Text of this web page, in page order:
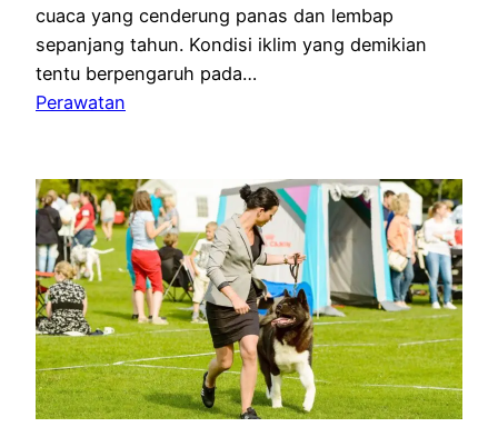
cuaca yang cenderung panas dan lembap
sepanjang tahun. Kondisi iklim yang demikian
tentu berpengaruh pada…
Perawatan